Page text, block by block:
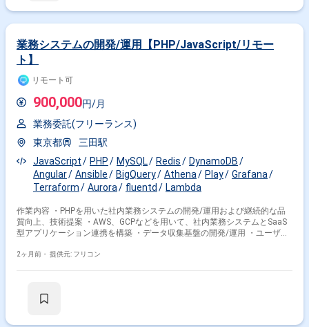
業務システムの開発/運用【PHP/JavaScript/リモー
ト】
リモート可
900,000円/月
業務委託(フリーランス)
東京都
三田駅
JavaScript
PHP MySQL Redis
DynamoDB
Angular
Ansible BigQuery Athena Play
Grafana
Terraform
Aurora fluentd Lambda
作業内容 ・PHPを用いた社内業務システムの開発/運用および継続的な品
質向上、技術提案 ・AWS、GCPなどを用いて、社内業務システムとSaaS
型アプリケーション連携を構築 ・データ収集基盤の開発/運用 ・ユーザー
・フロントエンド： AngularJS/JavaScript ・インフラ：EC2/Lambda/ ・
・IaC：Terraform/Ansible ・テスト：Autify/Gauge/Playwright ・開発手
2ヶ月前・ 提供元: フリコン